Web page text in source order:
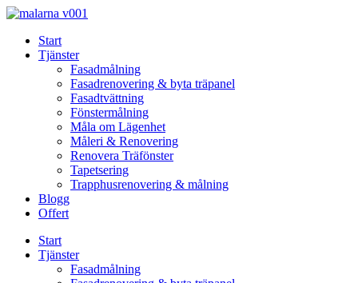
Skip
contentStart
Tjänster
Fasadmålning
Fasadrenovering & byta träpanel
Fasadtvättning
Fönstermålning
Måla om Lägenhet
Måleri & Renovering
Renovera Träfönster
Tapetsering
Trapphusrenovering & målning
Blogg
Offert
Start
Tjänster
Fasadmålning